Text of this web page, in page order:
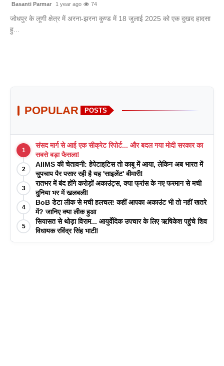
अंतर्राष्ट्रीय
Basanti Parmar 1 year ago 74
जोधपुर के लूणी क्षेत्र में अरना-झरना कुण्ड में 18 जुलाई 2025 को एक दुखद हादसा
हु...
POPULAR POSTS
1
संसद मार्ग से आई एक सीक्रेट रिपोर्ट... और बदल गया मोदी सरकार का
सबसे बड़ा फैसला!
2
AIIMS की चेतावनी: हेपेटाइटिस तो काबू में आया, लेकिन अब भारत में
चुपचाप पैर पसार रही है यह 'साइलेंट' बीमारी!
3
रातभर में बंद होंगे करोड़ों अकाउंट्स, क्या फ्रांस के नए फरमान से मची
दुनिया भर में खलबली!
4
BoB डेटा लीक से मची हलचल! कहीं आपका अकाउंट भी तो नहीं खतरे
में? जानिए क्या लीक हुआ
5
सियासत से थोड़ा विराम... आयुर्वेदिक उपचार के लिए ऋषिकेश पहुंचे शिव
विधायक रविंद्र सिंह भाटी!